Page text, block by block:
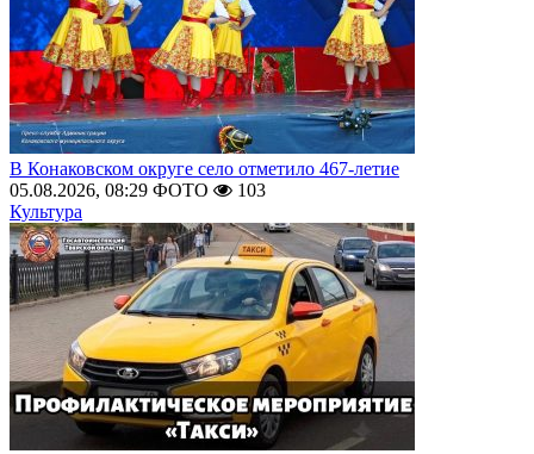
В Конаковском округе село отметило 467-летие
05.08.2026, 08:29 ФОТО
103
Культура